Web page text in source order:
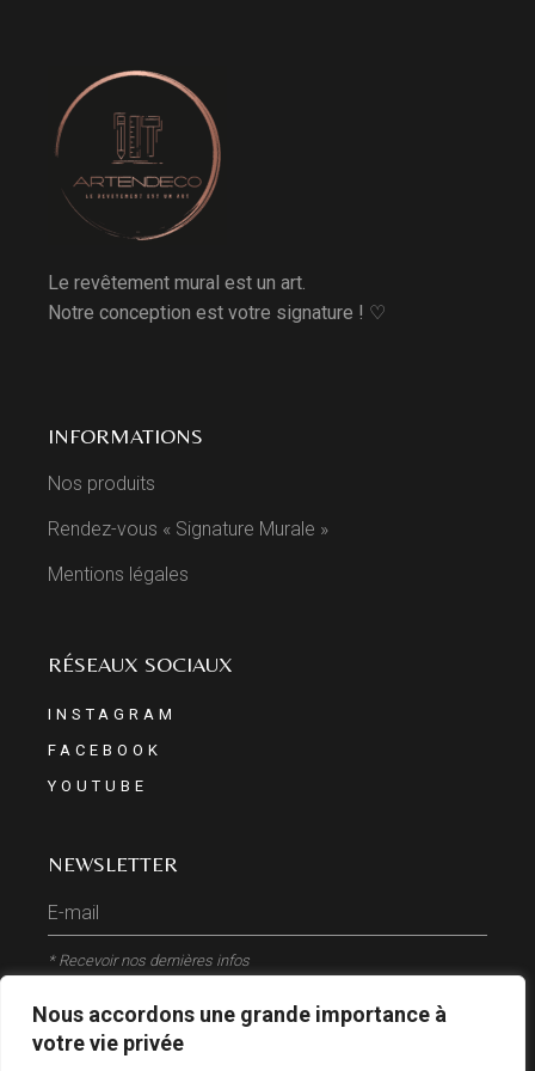
Nous accordons une grande importance à
votre vie privée
Le revêtement mural est un art.
Notre conception est votre signature ! ♡
INFORMATIONS
Nos produits
Rendez-vous « Signature Murale »
Mentions légales
RÉSEAUX SOCIAUX
INSTAGRAM
FACEBOOK
YOUTUBE
NEWSLETTER
* Recevoir nos dernières infos
ENVOYER